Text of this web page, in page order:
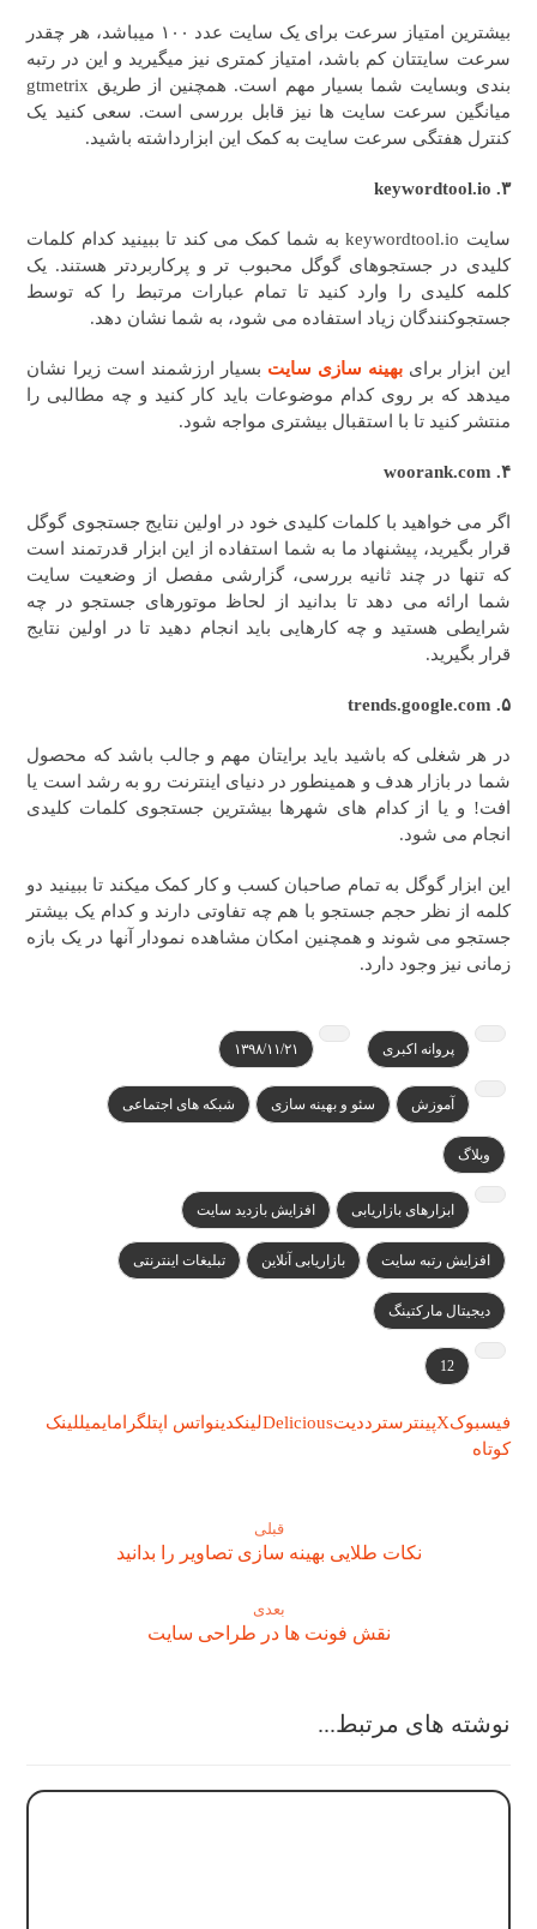
بیشترین امتیاز سرعت برای یک سایت عدد ۱۰۰ میباشد، هر چقدر
سرعت سایتتان کم باشد، امتیاز کمتری نیز میگیرید و این در رتبه
بندی وبسایت شما بسیار مهم است. همچنین از طریق gtmetrix
میانگین سرعت سایت ها نیز قابل بررسی است. سعی کنید یک
کنترل هفتگی سرعت سایت به کمک این ابزارداشته باشید.
۳. keywordtool.io
سایت keywordtool.io به شما کمک می کند تا ببینید کدام کلمات
کلیدی در جستجوهای گوگل محبوب تر و پرکاربردتر هستند. یک
کلمه کلیدی را وارد کنید تا تمام عبارات مرتبط را که توسط
جستجوکنندگان زیاد استفاده می شود، به شما نشان دهد.
این ابزار برای بهینه سازی سایت بسیار ارزشمند است زیرا نشان
میدهد که بر روی کدام موضوعات باید کار کنید و چه مطالبی را
منتشر کنید تا با استقبال بیشتری مواجه شود.
۴. woorank.com
اگر می خواهید با کلمات کلیدی خود در اولین نتایج جستجوی گوگل
قرار بگیرید، پیشنهاد ما به شما استفاده از این ابزار قدرتمند است
که تنها در چند ثانیه بررسی، گزارشی مفصل از وضعیت سایت
شما ارائه می دهد تا بدانید از لحاظ موتورهای جستجو در چه
شرایطی هستید و چه کارهایی باید انجام دهید تا در اولین نتایج
قرار بگیرید.
۵. trends.google.com
در هر شغلی که باشید باید برایتان مهم و جالب باشد که محصول
شما در بازار هدف و همینطور در دنیای اینترنت رو به رشد است یا
افت! و یا از کدام های شهرها بیشترین جستجوی کلمات کلیدی
انجام می شود.
این ابزار گوگل به تمام صاحبان کسب و کار کمک میکند تا ببینید دو
کلمه از نظر حجم جستجو با هم چه تفاوتی دارند و کدام یک بیشتر
جستجو می شوند و همچنین امکان مشاهده نمودار آنها در یک بازه
زمانی نیز وجود دارد.
پروانه اکبری ۱۳۹۸/۱۱/۲۱
آموزش سئو و بهینه سازی شبکه های اجتماعی
وبلاگ
ابزارهای بازاریابی افزایش بازدید سایت
افزایش رتبه سایت بازاریابی آنلاین تبلیغات اینترنتی
دیجیتال مارکتینگ
12
فیسبوکXپینترسترددیتDeliciousلینکدینواتس اپتلگرامایمیللینک
کوتاه
قبلی
نکات طلایی بهینه سازی تصاویر را بدانید
بعدی
نقش فونت ها در طراحی سایت
نوشته های مرتبط...